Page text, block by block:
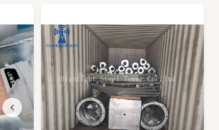
Maintenance: کم هزینه
Antenna Load: طبق نیاز مشتری
Climbing Ladder: خارجی
Wind Resistance: تا 340 کیلومتر در ساعت
Character: مهاربندی کامل لوله ای یا زاویه ای
High Light: تیر فولادی مشبک پشت بام,قطب فولادی با 3 پا
,
3 legs lattice steel pole